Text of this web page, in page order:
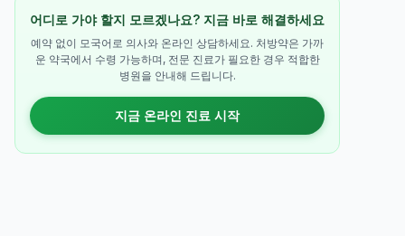
어디로 가야 할지 모르겠나요? 지금 바로 해결하세요
예약 없이 모국어로 의사와 온라인 상담하세요. 처방약은 가까
운 약국에서 수령 가능하며, 전문 진료가 필요한 경우 적합한
병원을 안내해 드립니다.
지금 온라인 진료 시작